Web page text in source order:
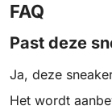
FAQ
Past deze
Ja, deze
Het wordt